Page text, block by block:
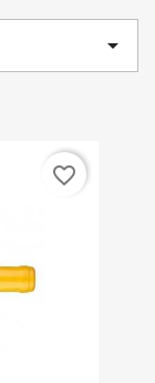

favorite_border